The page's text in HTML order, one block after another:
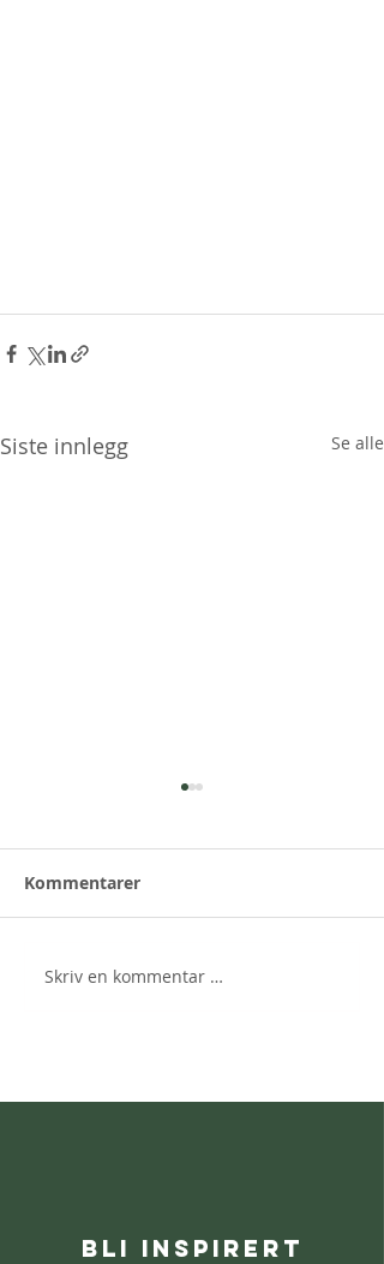
Siste innlegg Se alle
Hagedronningen
Kommentarer
Skriv en kommentar …
BLI INSPIRERT